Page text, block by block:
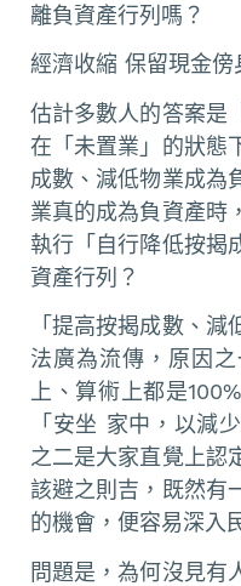
離負資產行列嗎？
經濟收縮 保留現金傍
估計多數人的答案是
在「未置業」的狀態
成數、減低物業成為
業真的成為負資產時
執行「自行降低按揭
資產行列？
「提高按揭成數、
法廣為流傳，原因
上、算術上都是
「安坐 家中，以減
之二是大家直覺上認
該避之則吉，既然有
的機會，便容易深入
問題是，為何沒見有